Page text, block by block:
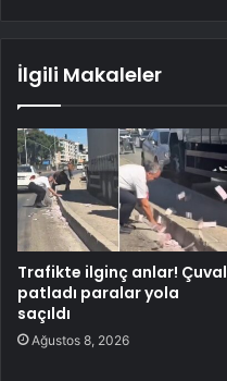
İlgili Makaleler
Trafikte ilginç anlar! Çuval
patladı paralar yola
saçıldı
Ağustos 8, 2026